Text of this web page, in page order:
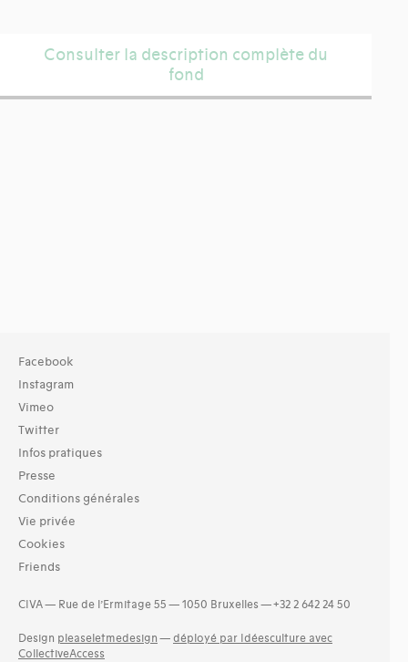
Consulter la description complète du
fond
Facebook
Instagram
Vimeo
Twitter
Infos pratiques
Presse
Conditions générales
Vie privée
Cookies
Friends
CIVA — Rue de l’Ermitage 55 — 1050 Bruxelles — +32 2 642 24 50
Design pleaseletmedesign — déployé par Idéesculture avec
CollectiveAccess